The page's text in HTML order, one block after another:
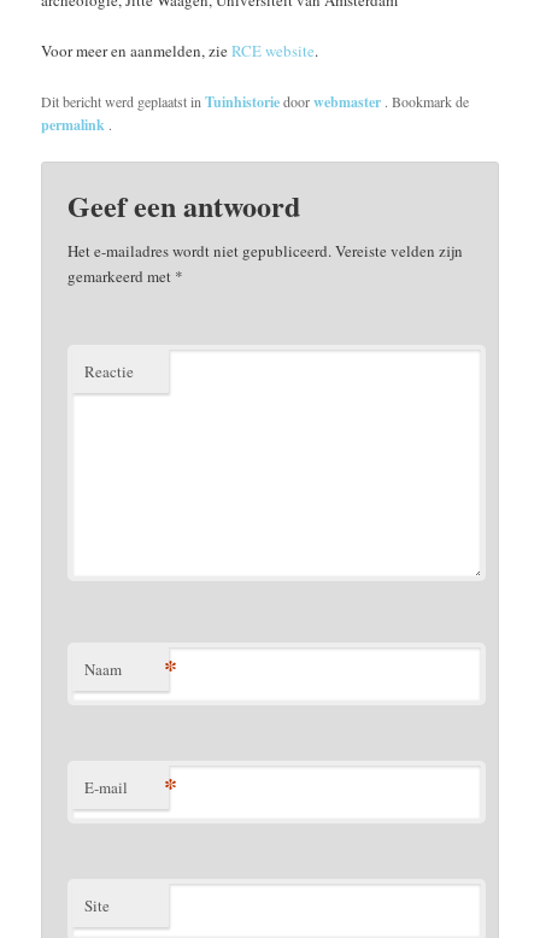
Voor meer en aanmelden, zieRCE website.
Dit bericht werd geplaatst inTuinhistoriedoorwebmaster . Bookmark de
permalink .
Geef een antwoord
Het e-mailadres wordt niet gepubliceerd.Vereiste velden zijn
gemarkeerd met *
Reactie
Naam *
E-mail *
Site